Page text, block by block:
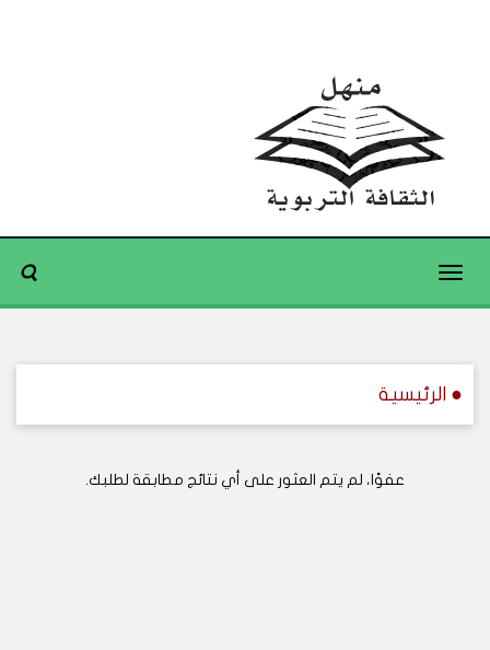
Toggle
● الرئيسية
عفوًا، لم يتم العثور على أي نتائج مطابقة لطلبك.